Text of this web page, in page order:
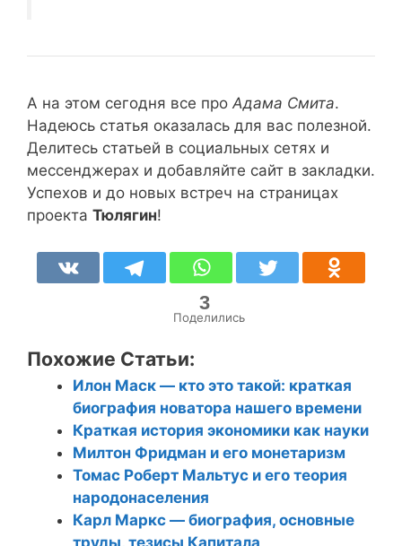
А на этом сегодня все про Адама Смита.
Надеюсь статья оказалась для вас полезной.
Делитесь статьей в социальных сетях и
мессенджерах и добавляйте сайт в закладки.
Успехов и до новых встреч на страницах
проекта Тюлягин!
3
Поделились
Похожие Статьи:
Илон Маск — кто это такой: краткая
биография новатора нашего времени
Краткая история экономики как науки
Милтон Фридман и его монетаризм
Томас Роберт Мальтус и его теория
народонаселения
Карл Маркс — биография, основные
труды, тезисы Капитала